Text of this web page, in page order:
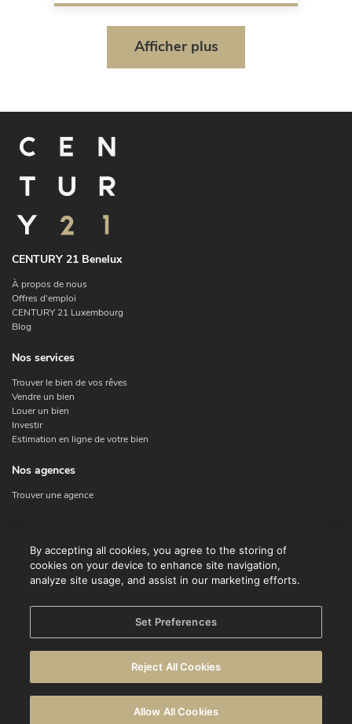
Afficher plus
CENTURY 21 Benelux
À propos de nous
Offres d'emploi
CENTURY 21 Luxembourg
Blog
Nos services
Trouver le bien de vos rêves
Vendre un bien
Louer un bien
Investir
Estimation en ligne de votre bien
Nos agences
Trouver une agence
Contact
Facebook
Déclaration de confidentialité
By accepting all cookies, you agree to the storing of
cookies on your device to enhance site navigation,
analyze site usage, and assist in our marketing efforts.
Set Preferences
Reject All Cookies
Allow All Cookies